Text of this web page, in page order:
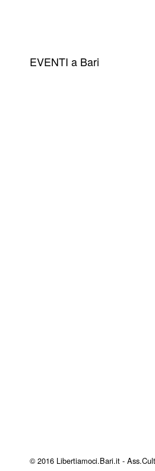
EVENTI a Bari
© 2016 Libertiamoci.Bari.it -